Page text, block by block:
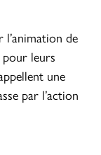
de
pour leurs
une
par l’action